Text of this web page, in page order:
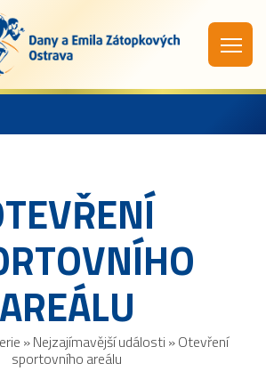
AREÁLU
»Nejzajímavější události »Otevření
sportovního areálu